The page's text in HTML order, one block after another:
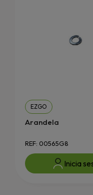
EZGO
Arandela
REF: 00565G8
Inicia